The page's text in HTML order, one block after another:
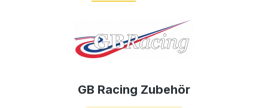
GB Racing Zubehör